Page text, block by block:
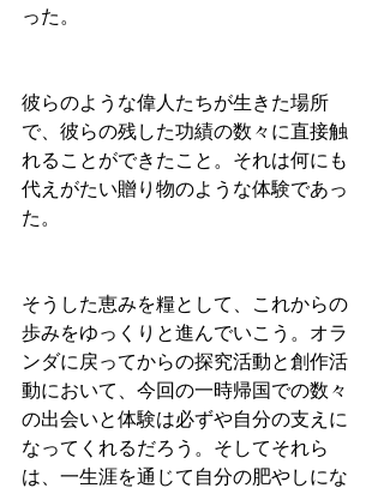
った。
彼らのような偉人たちが生きた場所
で、彼らの残した功績の数々に直接触
れることができたこと。それは何にも
代えがたい贈り物のような体験であっ
た。
そうした恵みを糧として、これからの
歩みをゆっくりと進んでいこう。オラ
ンダに戻ってからの探究活動と創作活
動において、今回の一時帰国での数々
の出会いと体験は必ずや自分の支えに
なってくれるだろう。そしてそれら
は、一生涯を通じて自分の肥やしにな